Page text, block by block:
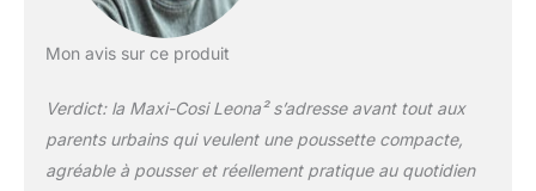
roues anti-crevaison
et sa suspension très
absorbante aux 4
Mon avis sur ce produit
Verdict: la Maxi-Cosi Leona² s’adresse avant tout aux
parents urbains qui veulent une poussette compacte,
agréable à pousser et réellement pratique au quotidien